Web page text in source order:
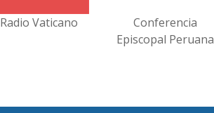
Radio Vaticano
Conferencia
Episcopal Peruana